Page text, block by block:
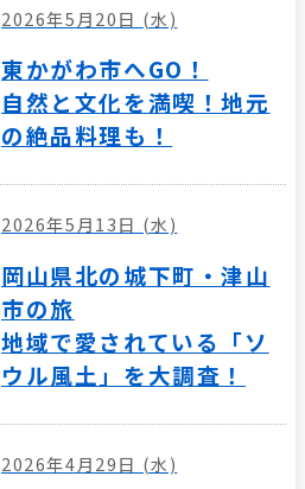
2026年5月20日 (水)
東かがわ市へGO！
自然と文化を満喫！地元
の絶品料理も！
2026年5月13日 (水)
岡山県北の城下町・津山
市の旅
地域で愛されている「ソ
ウル風土」を大調査！
2026年4月29日 (水)